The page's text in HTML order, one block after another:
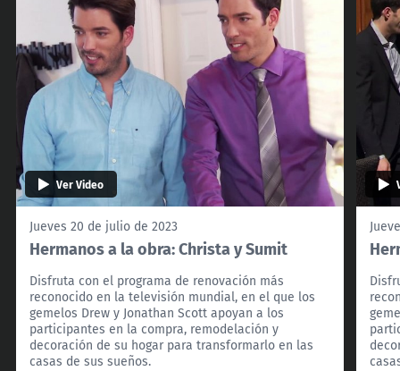
Ver Video
Jueves 20 de julio de 2023
Hermanos a la obra: Christa y Sumit
Disfruta con el programa de renovación más
reconocido en la televisión mundial, en el que los
gemelos Drew y Jonathan Scott apoyan a los
participantes en la compra, remodelación y
decoración de su hogar para transformarlo en las
casas de sus sueños.